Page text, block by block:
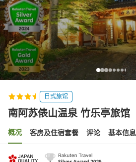
日式旅馆
南阿苏俵山温泉 竹乐亭旅馆
概况 客房及住宿套餐 评论 基本信息